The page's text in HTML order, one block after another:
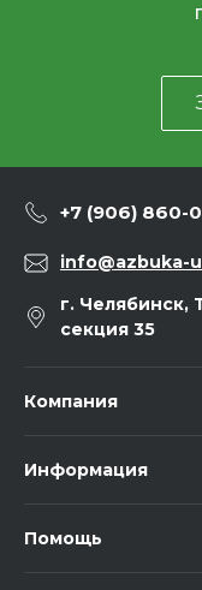
+7 (906) 860-
info@azbuka-
г. Челябинск,
секция 35
Компания
Информация
Помощь